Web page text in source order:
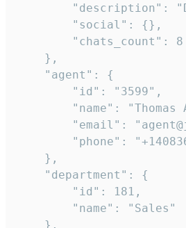
"description":
        "social": {},
        "chats_count": 8
    },
    "agent": {
        "id": "3599",
"name": "Thomas
"email":
"phone":
    },
    "department": {
        "id": 181,
        "name": "Sales"
    },